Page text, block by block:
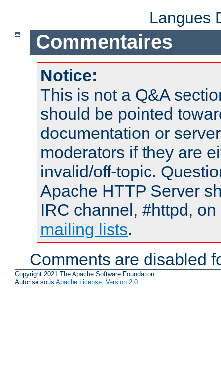
Langues
Commentaires
Notice:
This is not a Q&A
should be pointed
documentation or
moderators if they are
invalid/off-topic.
Apache HTTP Server
IRC channel, #httpd,
mailing lists.
Comments are disabled
Copyright 2021 The Apache Software Foundation.
Autorisé sous Apache License, Version 2.0.